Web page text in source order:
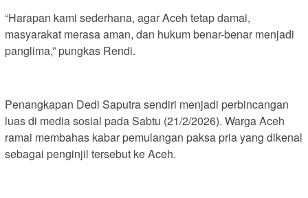
“Harapan kami sederhana, agar Aceh tetap damai,
masyarakat merasa aman, dan hukum benar-benar menjadi
panglima,” pungkas Rendi.
Penangkapan Dedi Saputra sendiri menjadi perbincangan
luas di media sosial pada Sabtu (21/2/2026). Warga Aceh
ramai membahas kabar pemulangan paksa pria yang dikenal
sebagai penginjil tersebut ke Aceh.